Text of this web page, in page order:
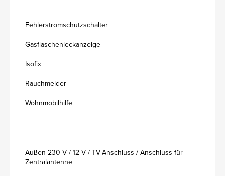
Fehlerstromschutzschalter
Gasflaschenleckanzeige
Isofix
Rauchmelder
Wohnmobilhilfe
Außen 230 V / 12 V / TV-Anschluss / Anschluss für
Zentralantenne